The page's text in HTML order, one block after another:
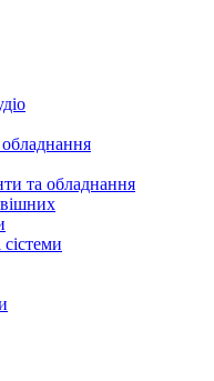
та обладнання